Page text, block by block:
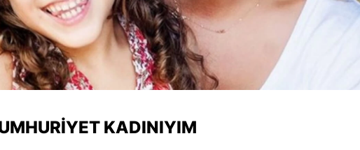
Isparta
Mersin
İstanbul
Kars
KADINIYIM